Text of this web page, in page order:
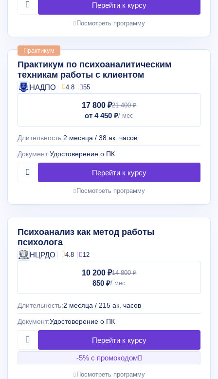
Посмотреть программу
Практикум
Практикум по психоаналитическим
техникам работы с клиентом
НАДПО 4.8 55
17 800 ₽21 400 ₽
от 4 450 ₽
Длительность:2 месяца / 38 ак. часов
Документ:Удостоверение о ПК
Посмотреть программу
Психоанализ как метод работы
психолога
НЦРДО 4.8 12
10 200 ₽14 800 ₽
850 ₽
Длительность:2 месяца / 215 ак. часов
Документ:Удостоверение о ПК
-5% с промокодом
Посмотреть программу